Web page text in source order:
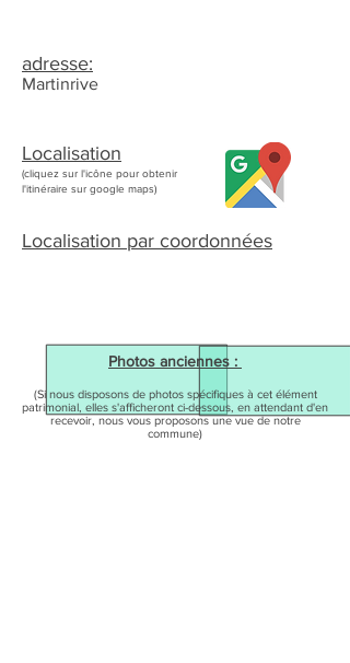
adresse:
Martinrive
Localisation
(cliquez sur l'icône pour obtenir
l'itinéraire sur google maps)
Localisation par coordonnées
Photos anciennes :
(Si nous disposons de photos spécifiques à cet élément
patrimonial, elles s'afficheront ci-dessous, en attendant d'en
recevoir, nous vous proposons une vue de notre
commune)